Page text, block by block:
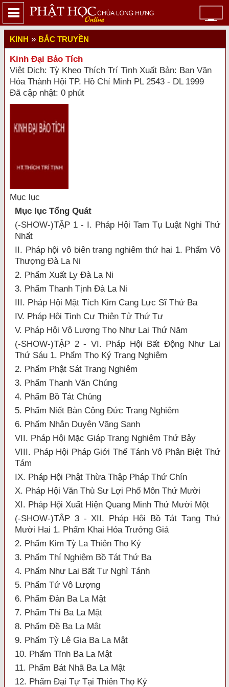
KINH » BẮC TRUYỀN
Kinh Đại Bảo Tích
Việt Dịch: Tỳ Kheo Thích Trí Tịnh Xuất Bản: Ban Văn
Hóa Thành Hội TP. Hồ Chí Minh PL 2543 - DL 1999
Đã cập nhật: 0 phút
Mục lục
Mục lục Tổng Quát
(-SHOW-)TẬP 1 - I. Pháp Hội Tam Tụ Luật Nghi Thứ
Nhất
II. Pháp hội vô biên trang nghiêm thứ hai 1. Phẩm Vô
Thượng Đà La Ni
2. Phẩm Xuất Ly Đà La Ni
3. Phẩm Thanh Tịnh Đà La Ni
III. Pháp Hội Mật Tích Kim Cang Lực Sĩ Thứ Ba
IV. Pháp Hội Tịnh Cư Thiên Tử Thứ Tư
V. Pháp Hội Vô Lượng Thọ Như Lai Thứ Năm
(-SHOW-)TẬP 2 - VI. Pháp Hội Bất Động Như Lai
Thứ Sáu 1. Phẩm Thọ Ký Trang Nghiêm
2. Phẩm Phật Sát Trang Nghiêm
3. Phẩm Thanh Văn Chúng
4. Phẩm Bồ Tát Chúng
5. Phẩm Niết Bàn Công Đức Trang Nghiêm
6. Phẩm Nhân Duyên Vãng Sanh
VII. Pháp Hội Mặc Giáp Trang Nghiêm Thứ Bảy
VIII. Pháp Hội Pháp Giới Thế Tánh Vô Phân Biệt Thứ
Tám
IX. Pháp Hội Phật Thừa Thập Pháp Thứ Chín
X. Pháp Hội Văn Thù Sư Lợi Phố Môn Thứ Mười
XI. Pháp Hội Xuất Hiện Quang Minh Thứ Mười Một
(-SHOW-)TẬP 3 - XII. Pháp Hội Bồ Tát Tạng Thứ
Mười Hai 1. Phẩm Khai Hóa Trưởng Giả
2. Phẩm Kim Tỳ La Thiên Thọ Ký
3. Phẩm Thí Nghiệm Bồ Tát Thứ Ba
4. Phẩm Như Lai Bất Tư Nghì Tánh
5. Phẩm Tứ Vô Lượng
6. Phẩm Đàn Ba La Mật
7. Phẩm Thi Ba La Mật
8. Phẩm Đề Ba La Mật
9. Phẩm Tỳ Lê Gia Ba La Mật
10. Phẩm Tĩnh Ba La Mật
11. Phẩm Bát Nhã Ba La Mật
12. Phẩm Đại Tự Tại Thiên Thọ Ký